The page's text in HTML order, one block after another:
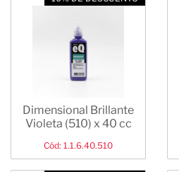
Dimensional Brillante
Violeta (510) x 40 cc
Cód: 1.1.6.40.510